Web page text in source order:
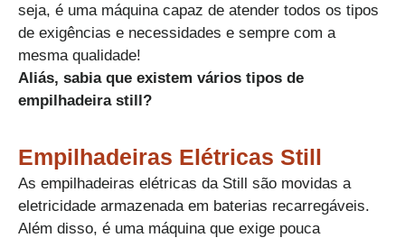
seja, é uma máquina capaz de atender todos os tipos
de exigências e necessidades e sempre com a
mesma qualidade!
​Aliás, sabia que existem vários tipos de
empilhadeira still?
Empilhadeiras Elétricas Still​
As empilhadeiras elétricas da Still são movidas a
eletricidade armazenada em baterias recarregáveis.
Além disso, é uma máquina que exige pouca